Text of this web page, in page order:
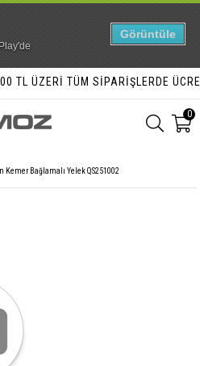
TL ÜZERI TÜM SIPARIŞLERDE
0
Kemer Bağlamalı Yelek QS251002
Görüntüle